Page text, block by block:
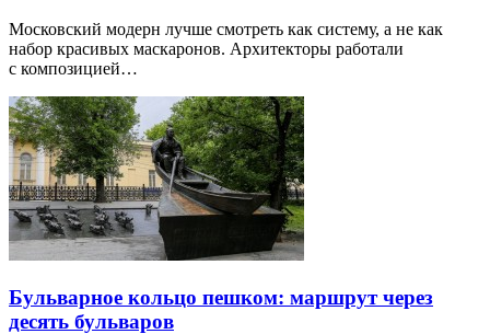
Московский модерн лучше смотреть как систему, а не как
набор красивых маскаронов. Архитекторы работали
с композицией…
Бульварное кольцо пешком: маршрут через
десять бульваров